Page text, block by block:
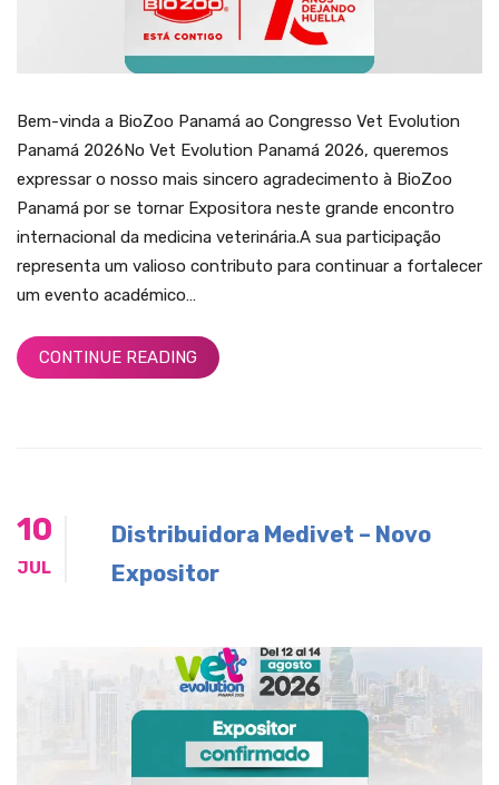
Bem-vinda a BioZoo Panamá ao Congresso Vet Evolution
Panamá 2026No Vet Evolution Panamá 2026, queremos
expressar o nosso mais sincero agradecimento à BioZoo
Panamá por se tornar Expositora neste grande encontro
internacional da medicina veterinária.A sua participação
representa um valioso contributo para continuar a fortalecer
um evento académico…
CONTINUE READING
10
JUL
Distribuidora Medivet – Novo
Expositor